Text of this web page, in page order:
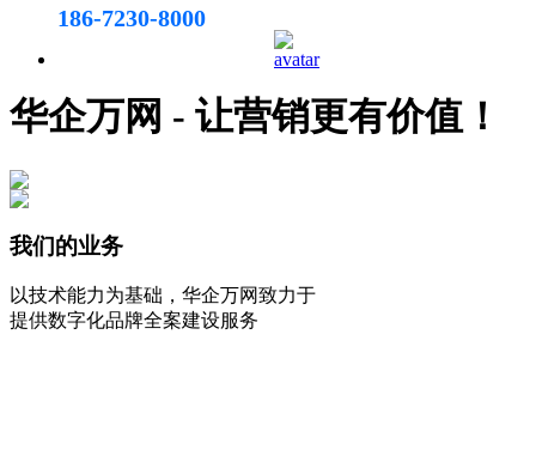
186-7230-8000
华企万网 - 让营销更有价值！
我们的业务
以技术能力为基础，华企万网致力于
提供数字化品牌全案建设服务